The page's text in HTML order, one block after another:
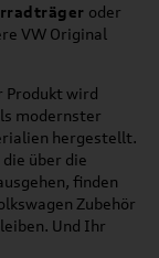
oder
VW Original
Produkt wird
modernster
hergestellt.
über die
finden
Zubehör
Und Ihr